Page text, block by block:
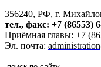
356240, РФ, г.
тел., факс: +7 (86553)
Приёмная главы: +7
Эл. почта: